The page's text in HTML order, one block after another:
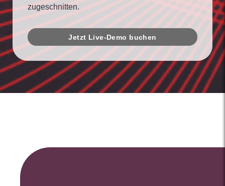
zugeschnitten.
Jetzt Live-Demo buchen